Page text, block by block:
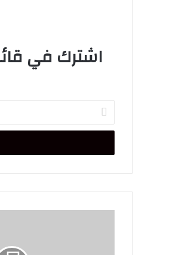
اشترك في
بريدك
الإلكتروني